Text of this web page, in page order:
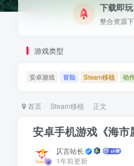
下载即玩
整合资源
游戏类型
安卓游戏 冒险 Steam移植 动
首页 Steam移植 正文
安卓手机游戏《海
仄言站长
1年前更新